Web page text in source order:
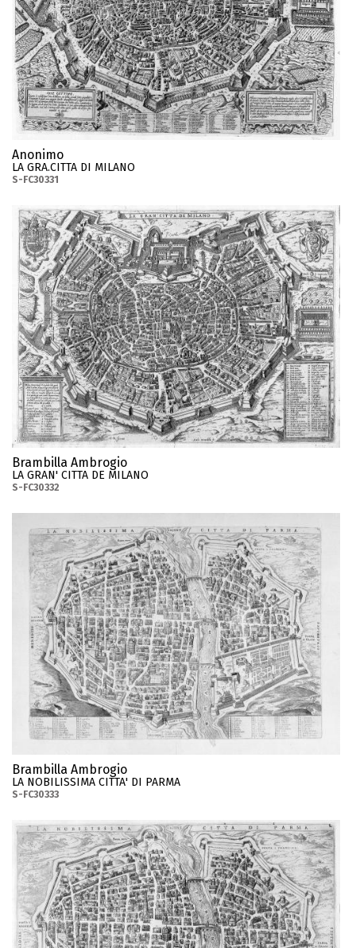
Anonimo
LA GRA.CITTA DI MILANO
S-FC30331
Brambilla Ambrogio
LA GRAN' CITTA DE MILANO
S-FC30332
Brambilla Ambrogio
LA NOBILISSIMA CITTA' DI PARMA
S-FC30333